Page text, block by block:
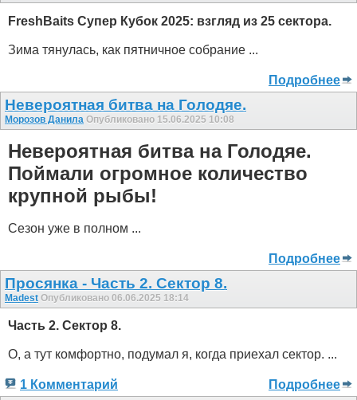
FreshBaits Супер Кубок 2025: взгляд из 25 сектора.
Зима тянулась, как пятничное собрание ...
Подробнее
Невероятная битва на Голодяе.
Морозов Данила Опубликовано 15.06.2025 10:08
Невероятная битва на Голодяе.
Поймали огромное количество
крупной рыбы!
Сезон уже в полном ...
Подробнее
Просянка - Часть 2. Сектор 8.
Madest Опубликовано 06.06.2025 18:14
Часть 2. Сектор 8.
О, а тут комфортно, подумал я, когда приехал сектор. ...
1 Комментарий Подробнее